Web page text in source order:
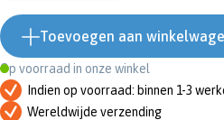
Toevoegen aan
Op voorraad in onze winkel
Indien op voorraad: binnen 1-3
Wereldwijde verzending